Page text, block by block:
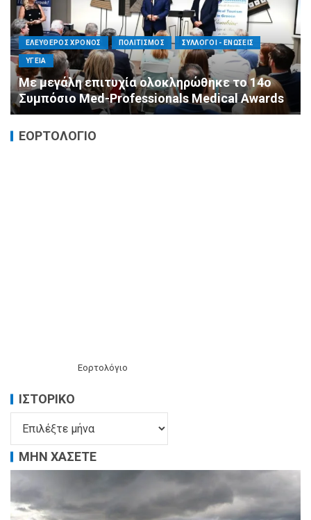
ΕΛΕΥΘΕΡΟΣ ΧΡΟΝΟΣ ΟΙΚΟΝΟΜΙΑ ΥΓΕΙΑ
Καταστροφικές δαπάνες υγείας και η
αντιμετώπισή τους
ΕΟΡΤΟΛΟΓΙΟ
Εορτολόγιο
ΙΣΤΟΡΙΚΌ
ΜΗΝ ΧΑΣΕΤΕ